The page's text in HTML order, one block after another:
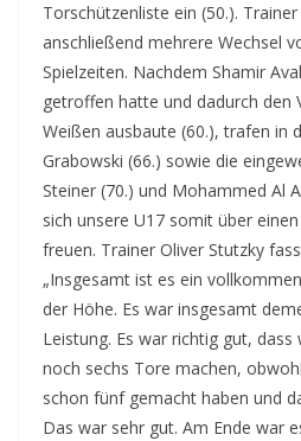
Torschützenliste ein (50.).
anschließend mehrere Wechsel
Spielzeiten. Nachdem Shamir
getroffen hatte und dadurch den
Weißen ausbaute (60.), trafen in
Grabowski (66.) sowie die
Steiner (70.) und Mohammed Al
sich unsere U17 somit über
freuen. Trainer Oliver Stutzky
„Insgesamt ist es ein
der Höhe. Es war insgesamt
Leistung. Es war richtig gut,
noch sechs Tore machen,
schon fünf gemacht haben und
Das war sehr gut. Am Ende war